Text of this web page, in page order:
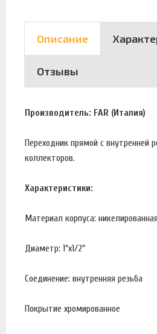
Описание
Отзывы
Производитель: FAR (Италия)
Переходник прямой с внутренней
коллекторов.
Характеристики:
Материал корпуса:
Диаметр: 1"х1/2"
Соединение: внутренняя резьба
Покрытие хромированное